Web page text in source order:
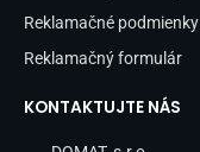
Reklamačné podmienky
Reklamačný formulár
KONTAKTUJTE NÁS